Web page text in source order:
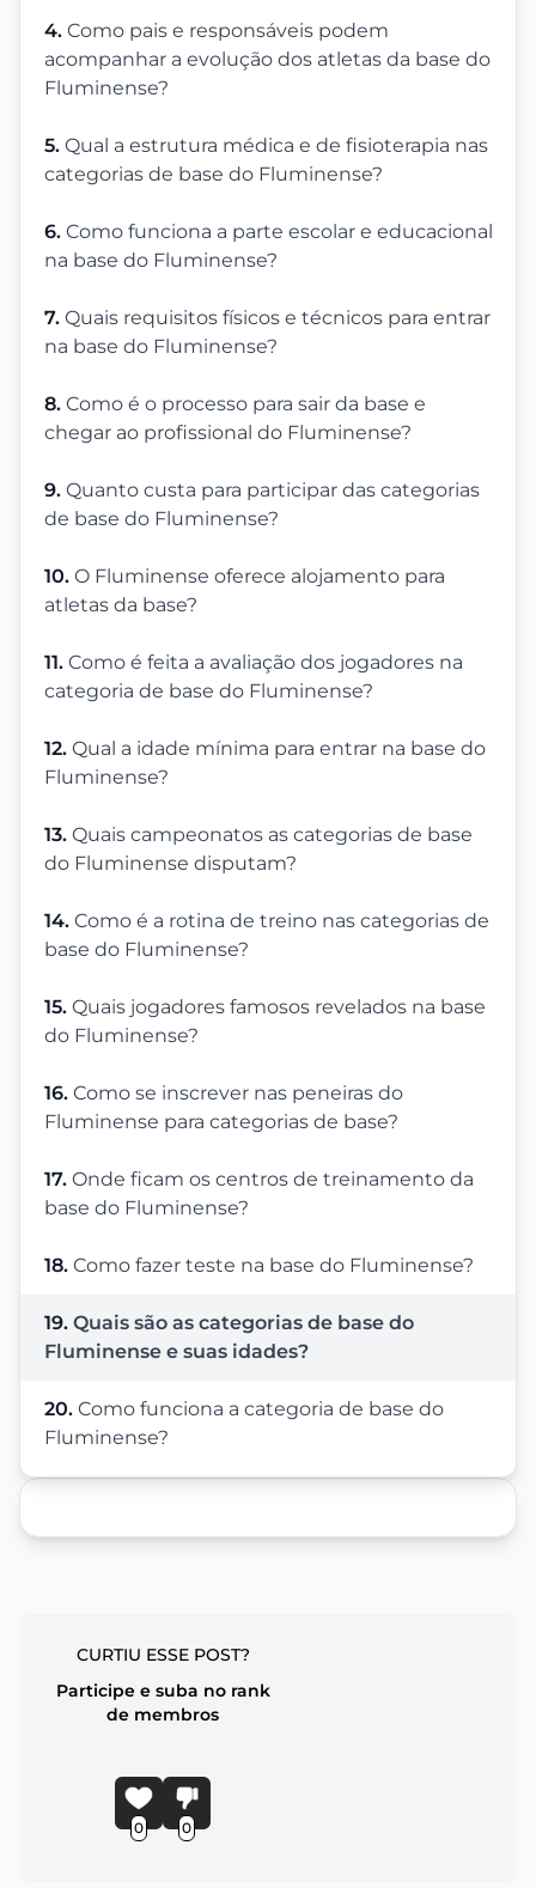
4. Como pais e responsáveis podem
acompanhar a evolução dos atletas da base do
Fluminense?
5. Qual a estrutura médica e de fisioterapia nas
categorias de base do Fluminense?
6. Como funciona a parte escolar e educacional
na base do Fluminense?
7. Quais requisitos físicos e técnicos para entrar
na base do Fluminense?
8. Como é o processo para sair da base e
chegar ao profissional do Fluminense?
9. Quanto custa para participar das categorias
de base do Fluminense?
10. O Fluminense oferece alojamento para
atletas da base?
11. Como é feita a avaliação dos jogadores na
categoria de base do Fluminense?
12. Qual a idade mínima para entrar na base do
Fluminense?
13. Quais campeonatos as categorias de base
do Fluminense disputam?
14. Como é a rotina de treino nas categorias de
base do Fluminense?
15. Quais jogadores famosos revelados na base
do Fluminense?
16. Como se inscrever nas peneiras do
Fluminense para categorias de base?
17. Onde ficam os centros de treinamento da
base do Fluminense?
18. Como fazer teste na base do Fluminense?
19. Quais são as categorias de base do
Fluminense e suas idades?
20. Como funciona a categoria de base do
Fluminense?
CURTIU ESSE POST?
Participe e suba no rank
de membros
0 0